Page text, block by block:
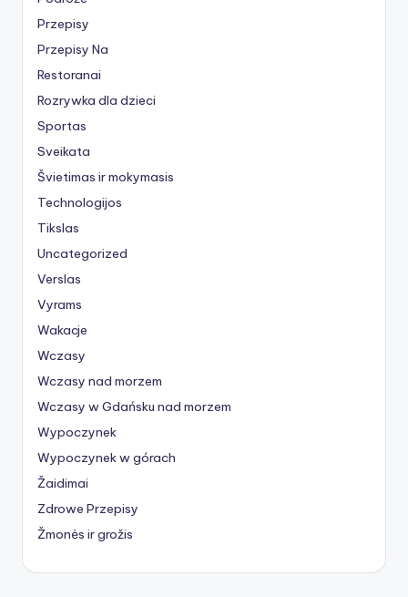
Przepisy
Przepisy Na
Restoranai
Rozrywka dla dzieci
Sportas
Sveikata
Švietimas ir mokymasis
Technologijos
Tikslas
Uncategorized
Verslas
Vyrams
Wakacje
Wczasy
Wczasy nad morzem
Wczasy w Gdańsku nad morzem
Wypoczynek
Wypoczynek w górach
Žaidimai
Zdrowe Przepisy
Žmonės ir grožis